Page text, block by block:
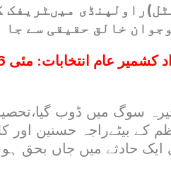
میںٹریفک
خالق حقیقی سے جا
سوگ میں ڈوب
کے بیٹےراجہ حسنین اور
ایک حادثے میں جاں بحق ہو